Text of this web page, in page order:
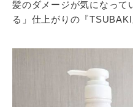
髪のダメージが気になって
る」仕上がりの『TSUBAKI